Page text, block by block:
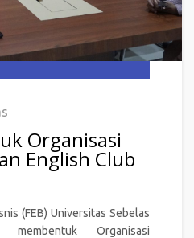
Organisasi
English Club
(FEB) Universitas Sebelas
Organisasi